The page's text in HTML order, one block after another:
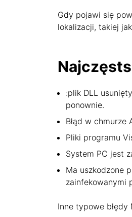
Gdy pojawi się
lokalizacji, takiej
:plik DLL
ponownie.
Błąd w
Pliki programu
System PC jest
Ma uszkodzone
zainfekowanymi
Inne typowe błędy